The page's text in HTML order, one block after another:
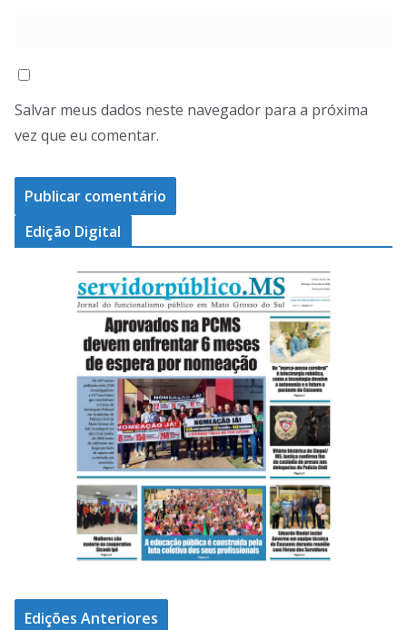
Salvar meus dados neste navegador para a próxima
vez que eu comentar.
Edição Digital
Edições Anteriores